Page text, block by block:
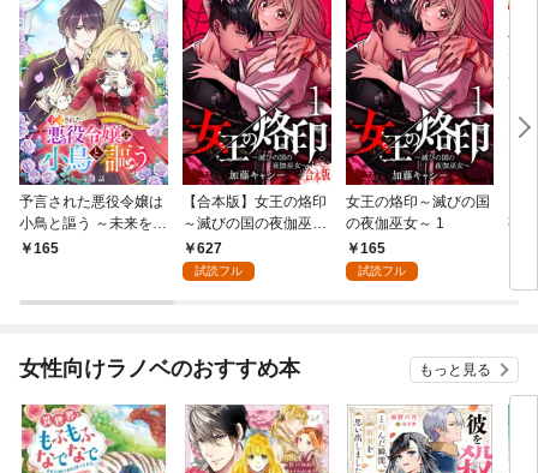
予言された悪役令嬢は
小鳥と謳う ～未来を知
る専属執事に「君を救
165
【合本版】女王の烙印
～滅びの国の夜伽巫女
～ 1627
試読フル
女王の烙印～滅びの国
の夜伽巫女～ 1
165
試読フル
熟
女性向けラノベのおすすめ本 もっと見る